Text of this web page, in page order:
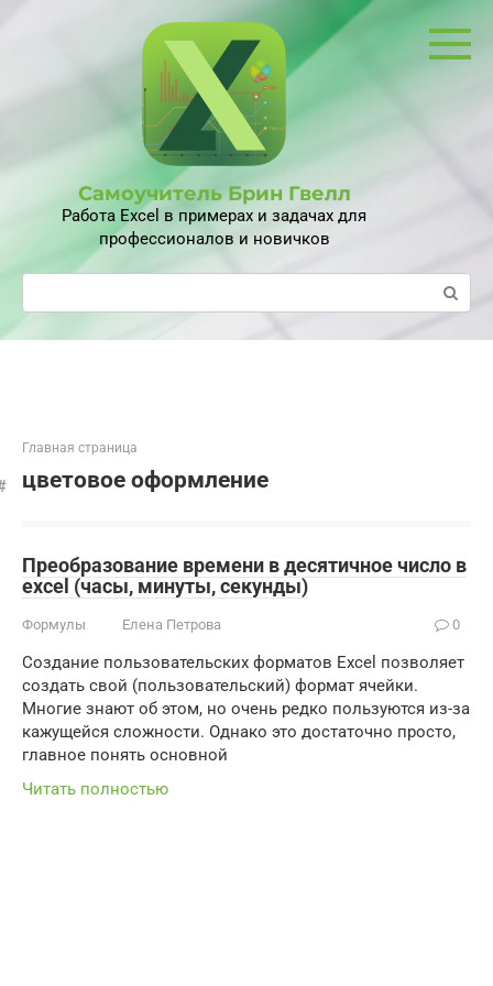
Самоучитель Брин Гвелл
Работа Excel в примерах и задачах для
профессионалов и новичков
Поиск:
Главная страница
цветовое оформление
Преобразование времени в десятичное число в
excel (часы, минуты, секунды)
Формулы Елена Петрова 0
Создание пользовательских форматов Excel позволяет
создать свой (пользовательский) формат ячейки.
Многие знают об этом, но очень редко пользуются из-за
кажущейся сложности. Однако это достаточно просто,
главное понять основной
Читать полностью